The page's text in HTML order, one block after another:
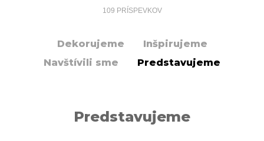
109 PRÍSPEVKOV
Dekorujeme
Inšpirujeme
Navštívili sme
Predstavujeme
Predstavujeme